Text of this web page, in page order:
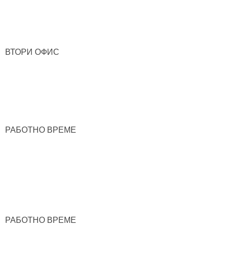
ВТОРИ ОФИС
РАБОТНО ВРЕМЕ
РАБОТНО ВРЕМЕ